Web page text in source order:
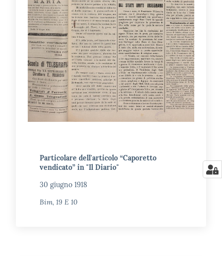
Particolare dell'articolo “Caporetto
vendicato” in "Il Diario"
30 giugno 1918
Bim, 19 E 10